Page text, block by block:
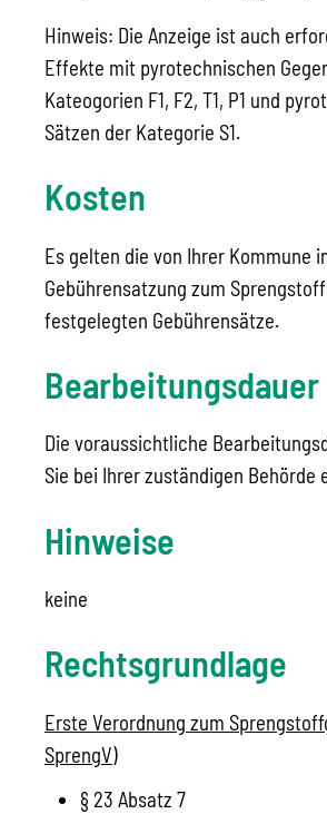
Hinweis: Die Anzeige ist auch
Effekte mit pyrotechnischen
Kateogorien F1, F2, T1, P1 und
Sätzen der Kategorie S1.
Kosten
Es gelten die von Ihrer Kommune
Gebührensatzung zum
festgelegten Gebührensätze.
Bearbeitungsdauer
Die voraussichtliche
Sie bei Ihrer zuständigen Behörde
Hinweise
keine
Rechtsgrundlage
Erste Verordnung zum
SprengV)
§ 23 Absatz 7